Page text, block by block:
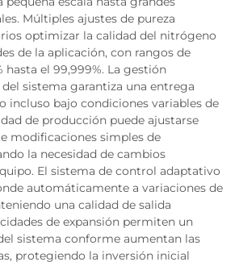
Múltiples ajustes de pureza
optimizar la calidad del nitrógeno
de la aplicación, con rangos de
hasta el 99,999%. La gestión
sistema garantiza una entrega
incluso bajo condiciones variables de
de producción puede ajustarse
modificaciones simples de
la necesidad de cambios
El sistema de control adaptativo
automáticamente a variaciones de
una calidad de salida
de expansión permiten un
sistema conforme aumentan las
protegiendo la inversión inicial